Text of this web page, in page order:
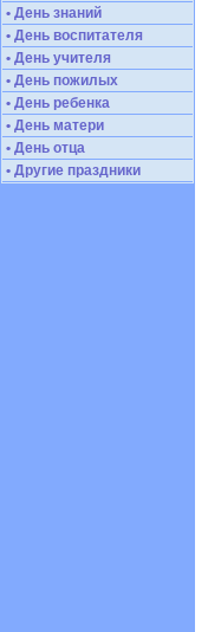
• День знаний
• День воспитателя
• День учителя
• День пожилых
• День ребенка
• День матери
• День отца
• Другие праздники